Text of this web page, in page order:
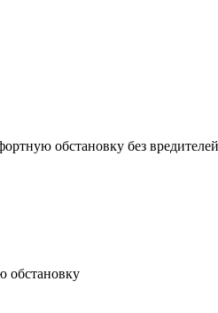
обстановку без вредителей
обстановку